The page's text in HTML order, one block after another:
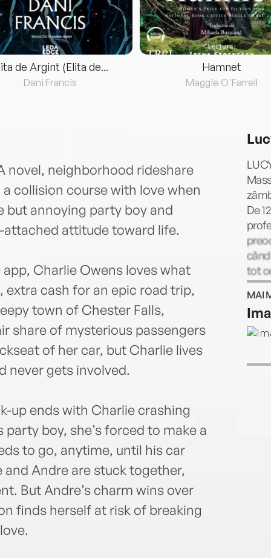
de Argint (Elita de...
Dani Francis
Hamnet
Maggie O'Farrell
novel, neighborhood rideshare
collision course with love when
but annoying party boy and
attitude toward life.
Charlie Owens loves what
cash for an epic road trip,
town of Chester Falls,
share of mysterious passengers
of her car, but Charlie lives
never gets involved.
up ends with Charlie crashing
boy, she’s forced to make a
to go, anytime, until his car
Andre are stuck together,
But Andre’s charm wins over
finds herself at risk of breaking
De
tot
MAI